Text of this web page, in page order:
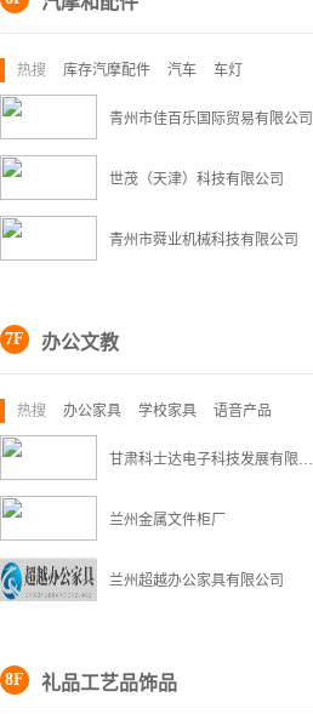
热搜 库存汽摩配件 汽车 车灯
青州市佳百乐国际贸易有限公司
世茂（天津）科技有限公司
青州市舜业机械科技有限公司
7F 办公文教
热搜 办公家具 学校家具 语音产品
甘肃科士达电子科技发展有限公司
兰州金属文件柜厂
兰州超越办公家具有限公司
8F 礼品工艺品饰品